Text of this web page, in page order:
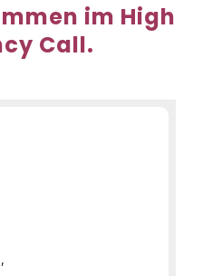
im High
Call.